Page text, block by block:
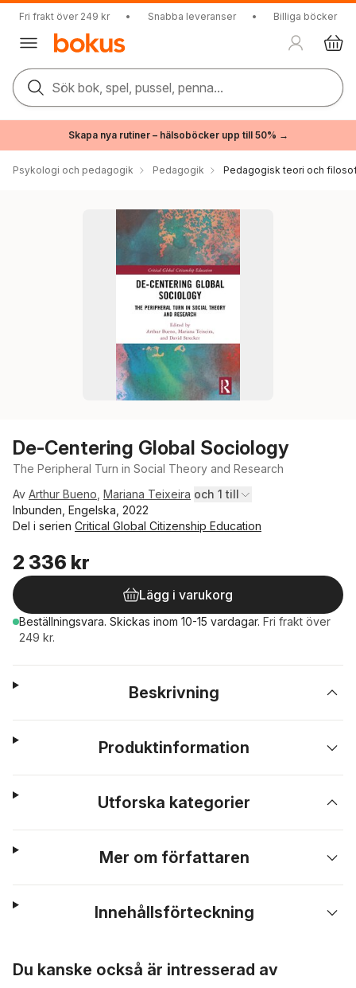
Fri frakt över 249 kr • Snabba leveranser • Billiga böcker
Sök bok, spel, pussel, penna...
Skapa nya rutiner – hälsoböcker upp till 50% →
Psykologi och pedagogik Pedagogik Pedagogisk teori och
De-Centering Global Sociology
The Peripheral Turn in Social Theory and Research
Av Arthur Bueno Mariana Teixeira och 1 till
Inbunden, Engelska, 2022
Del i serien Critical Global Citizenship Education
2 336 kr
Lägg i varukorg
Beställningsvara. Skickas inom 10-15 vardagar. Fri frakt över
249 kr.
Beskrivning
Produktinformation
Utforska kategorier
Mer om författaren
Innehållsförteckning
Du kanske också är intresserad av